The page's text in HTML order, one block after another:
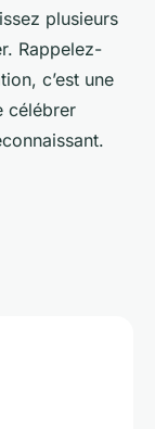
plusieurs
Rappelez-
c’est une
célébrer